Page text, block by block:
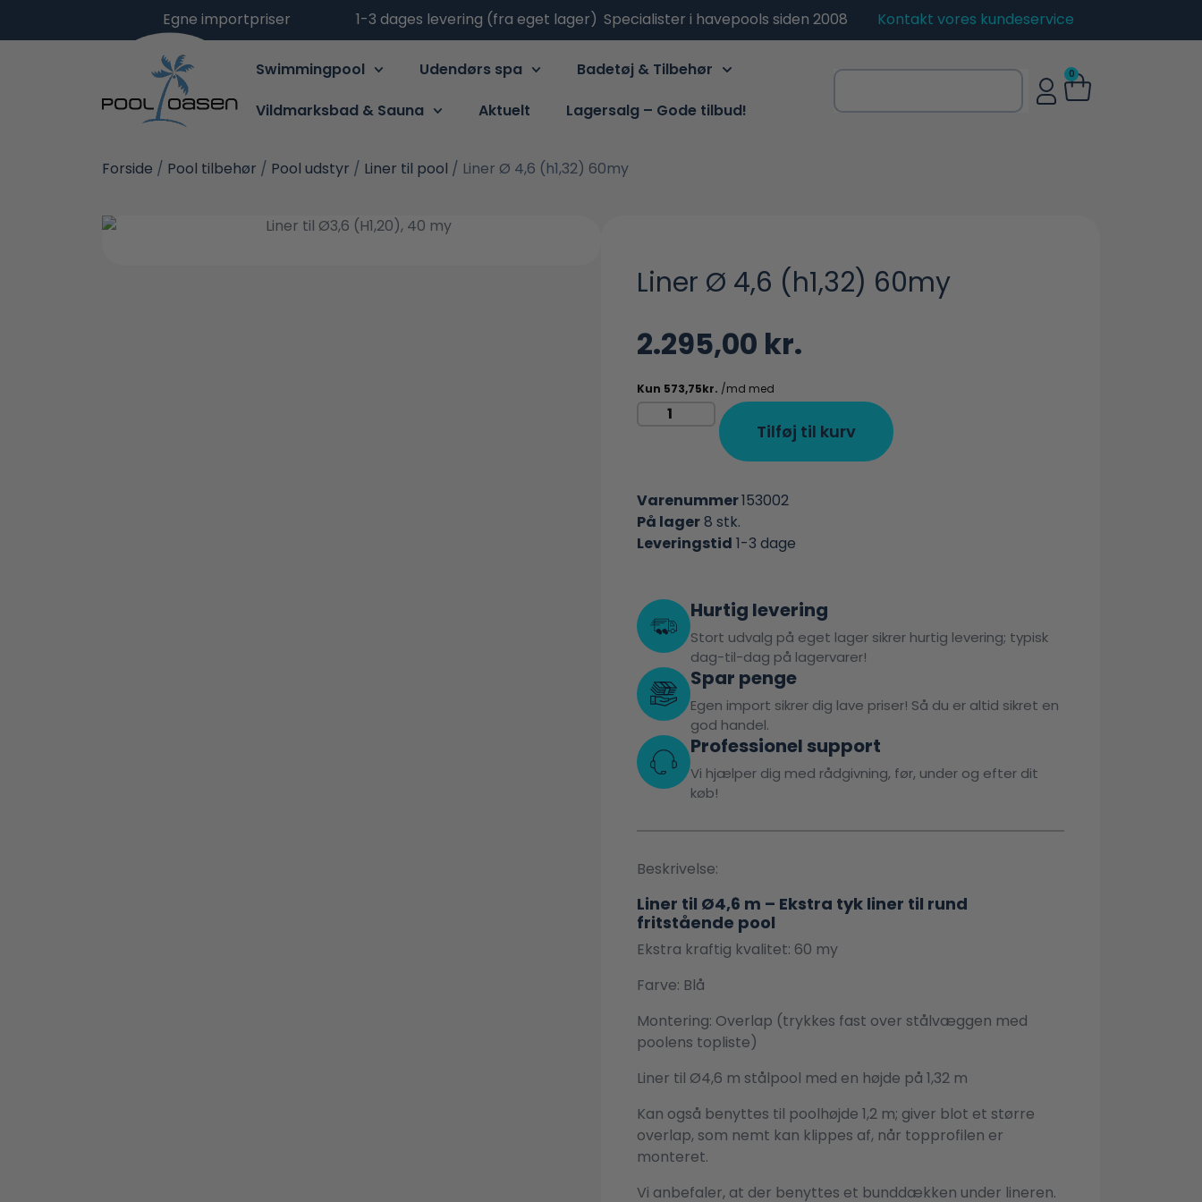
Egne importpriser 1-3 dages levering (fra eget lager) Specialister i havepools siden 2008 Kontakt vores kundeservice
Swimmingpool Udendørs spa
Badetøj & Tilbehør
Vildmarksbad & Sauna
Aktuelt Lagersalg – Gode tilbud!
0
Forside / Pool tilbehør / Pool udstyr / Liner til pool / Liner Ø 4,6 (h1,32) 60my
Liner Ø 4,6 (h1,32) 60my
2.295,00 kr.
Tilføj til kurv
Varenummer153002
På lager8 stk.
Leveringstid 1-3 dage
Hurtig levering
Stort udvalg på eget lager sikrer hurtig levering; typisk
dag-til-dag på lagervarer!
Spar penge
Egen import sikrer dig lave priser! Så du er altid sikret en
god handel.
Professionel support
Vi hjælper dig med rådgivning, før, under og efter dit
køb!
Beskrivelse:
Liner til Ø4,6 m – Ekstra tyk liner til rund
fritstående pool
Ekstra kraftig kvalitet: 60 my
Farve: Blå
Montering: Overlap (trykkes fast over stålvæggen med
poolens topliste)
Liner til Ø4,6 m stålpool med en højde på 1,32 m
Kan også benyttes til poolhøjde 1,2 m; giver blot et større
overlap, som nemt kan klippes af, når topprofilen er
monteret.
Vi anbefaler, at der benyttes et bunddækken under lineren.